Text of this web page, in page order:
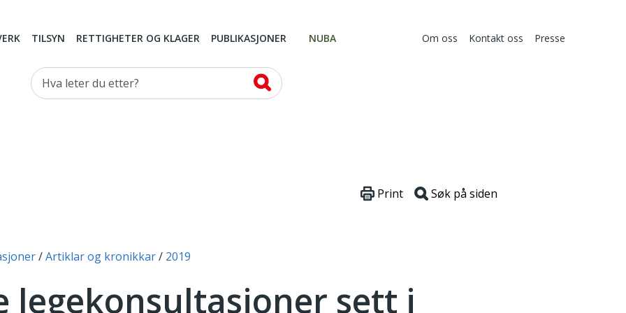
TILSYN RETTIGHETER OG KLAGER PUBLIKASJONER NUBA Om oss Kontakt oss Presse
Hva leter du etter?
Artiklar og kronikkar 2019
Print Søk på siden
legekonsultasjoner sett i